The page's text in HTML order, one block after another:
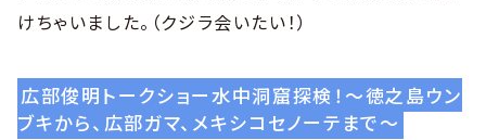
けちゃいました。（クジラ会いたい！）
広部俊明トークショー水中洞窟探検！〜徳之島ウン
ブキから、広部ガマ、メキシコセノーテまで〜